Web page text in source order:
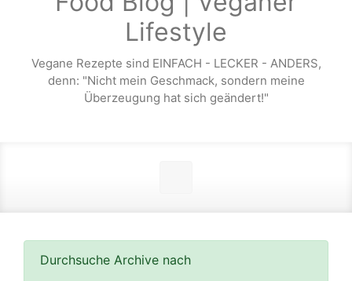
Lifestyle
Vegane Rezepte sind EINFACH - LECKER - ANDERS,
denn: "Nicht mein Geschmack, sondern meine
Überzeugung hat sich geändert!"
Durchsuche Archive nach